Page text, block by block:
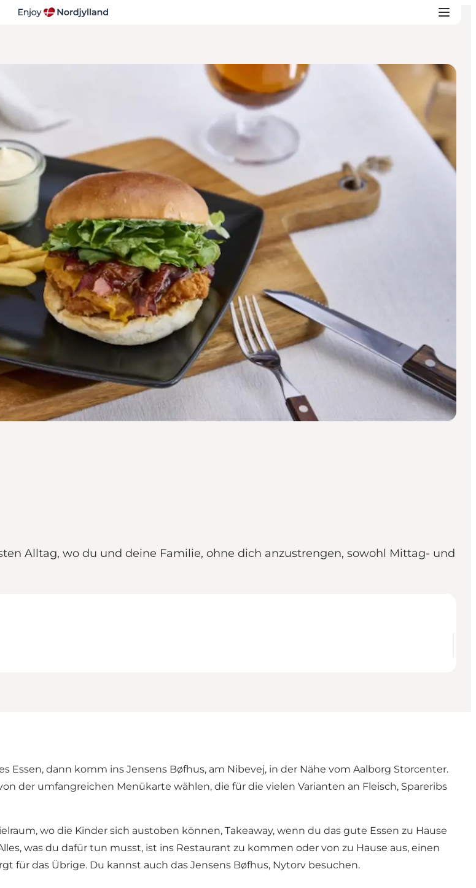
Alltag, wo du und deine Familie, ohne dich anzustrengen, sowohl Mittag- und
Essen, dann komm ins Jensens Bøfhus, am Nibevej, in der Nähe vom Aalborg Storcenter.
der umfangreichen Menükarte wählen, die für die vielen Varianten an Fleisch, Spareribs
wo die Kinder sich austoben können, Takeaway, wenn du das gute Essen zu Hause
was du dafür tun musst, ist ins Restaurant zu kommen oder von zu Hause aus, einen
für das Übrige. Du kannst auch das Jensens Bøfhus, Nytorv besuchen.